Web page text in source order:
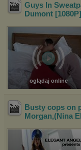
Guys In
Dumont [1080P]
oglądaj online
Busty cops on
Morgan,(Nina